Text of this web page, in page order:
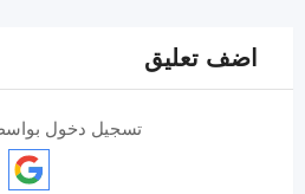
اضف تعليق
تسجيل دخول